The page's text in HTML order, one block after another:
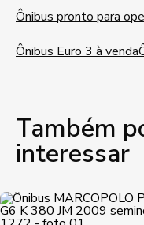
Ônibus pronto para
Ônibus Euro 3 à venda
Também
interessar